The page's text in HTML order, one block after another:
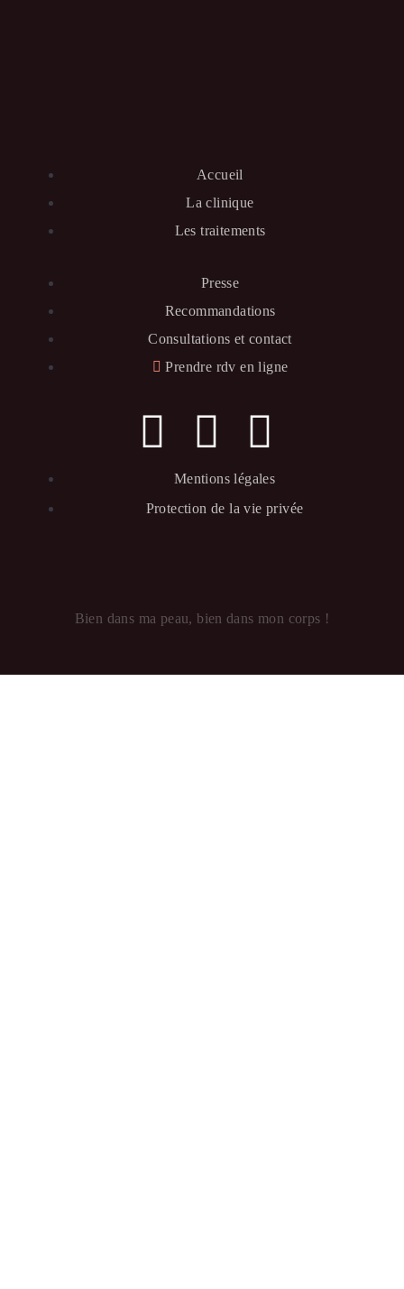
Accueil
La clinique
Les traitements
Presse
Recommandations
Consultations et contact
Prendre rdv en ligne
Mentions légales
Protection de la vie privée
Bien dans ma peau, bien dans mon corps !